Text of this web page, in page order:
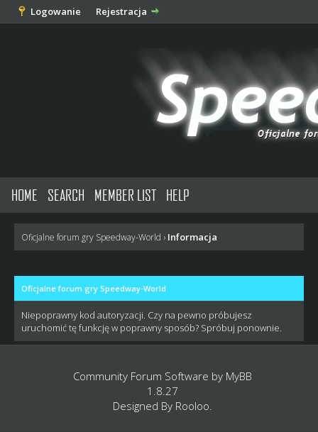
Logowanie Rejestracja
HOME SEARCH MEMBER LIST HELP
Oficjalne forum gry Speedway-World › Informacja
Oficjalne forum gry Speedway-World
Niepoprawny kod autoryzacji. Czy na pewno próbujesz
uruchomić tę funkcję w poprawny sposób? Spróbuj ponownie.
Community Forum Software by MyBB
1.8.27
Designed By Rooloo.